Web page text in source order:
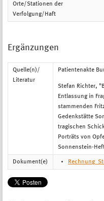
Orte/Stationen der
Verfolgung/Haft
Ergänzungen
Quelle(n)/
Literatur
Patientenakte
Stefan Richter,
Entlassung in
stammenden
Gedenkstätte
tragischen
Porträts von
Sonnenstein-
Dokument(e)